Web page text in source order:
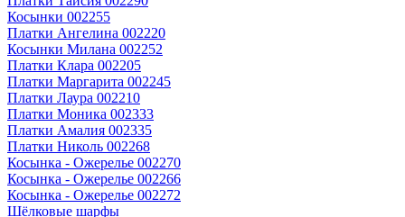
Косынки 002255
Платки Ангелина 002220
Косынки Милана 002252
Платки Клара 002205
Платки Маргарита 002245
Платки Лаура 002210
Платки Моника 002333
Платки Амалия 002335
Платки Николь 002268
Косынка - Ожерелье 002270
Косынка - Ожерелье 002266
Косынка - Ожерелье 002272
Шёлковые шарфы